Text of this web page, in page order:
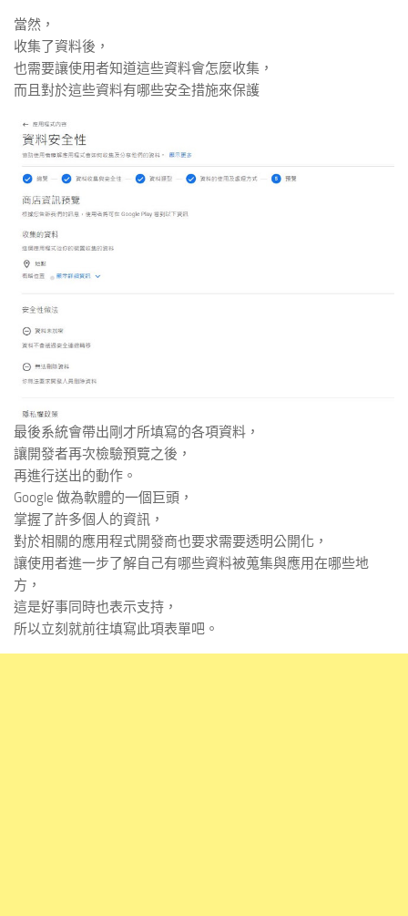
當然，
收集了資料後，
也需要讓使用者知道這些資料會怎麼收集，
而且對於這些資料有哪些安全措施來保護
最後系統會帶出剛才所填寫的各項資料，
讓開發者再次檢驗預覽之後，
再進行送出的動作。
Google 做為軟體的一個巨頭，
掌握了許多個人的資訊，
對於相關的應用程式開發商也要求需要透明公開化，
讓使用者進一步了解自己有哪些資料被蒐集與應用在哪些地
方，
這是好事同時也表示支持，
所以立刻就前往填寫此項表單吧。